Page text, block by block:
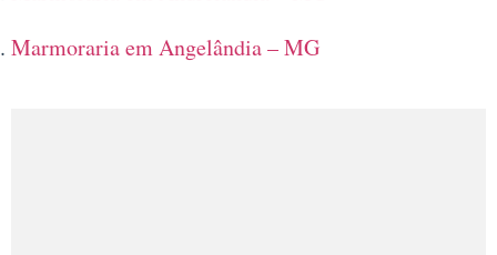
Marmoraria em Angelândia – MG